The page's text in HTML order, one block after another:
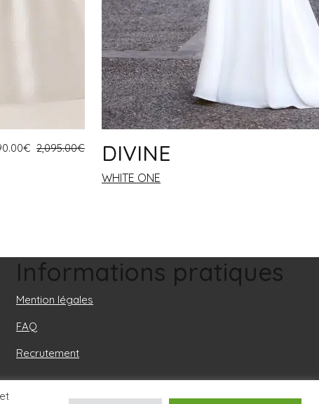
2,095.00€
€ DIVINE
WHITE ONE
Informations pratiques
Mention légales
FAQ
Recrutement